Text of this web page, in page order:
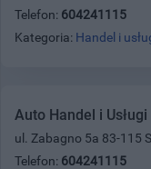
Telefon: 604241115
Kategoria: Handel i
Auto Handel i
ul. Zabagno 5a 83-115
Telefon: 604241115